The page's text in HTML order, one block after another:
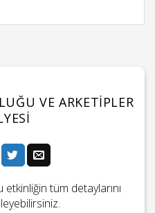
VE ARKETIPLER
etkinliğin tüm detaylarını